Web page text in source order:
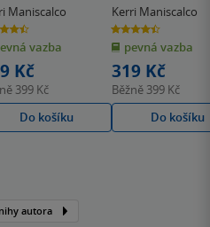
Maniscalco
vazba
Kč
399 Kč
Do košíku
Kerri Maniscalco
4.4
z
5
hvězdiček
pevná vazba
319 Kč
Běžně 399 Kč
Do košíku
autora